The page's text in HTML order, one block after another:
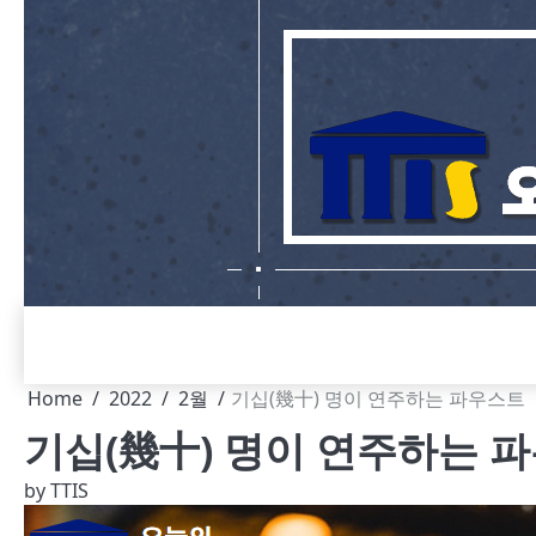
Home 2022 2월 기십(幾十) 명이 연주하는 파우스트
기십(幾十) 명이 연주하는
byTTIS